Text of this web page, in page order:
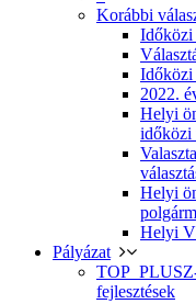
Korábbi
Időközi
Időközi
2022.
Helyi
időközi
Helyi
Helyi
Pályázat
fejlesztések